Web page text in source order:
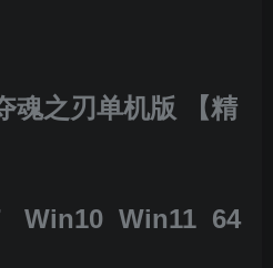
魂之刃单机版 【精
Win10 Win11 64